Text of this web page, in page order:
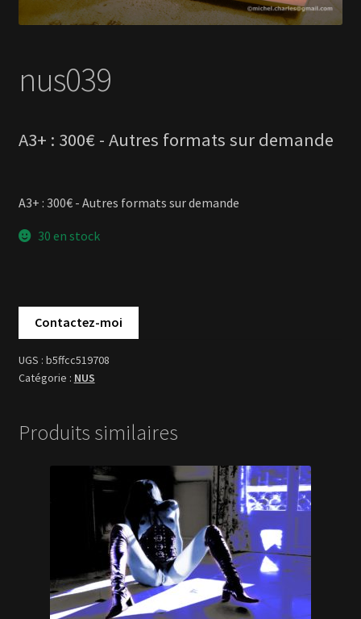
A3+ : 300€ - Autres formats sur demande
30 en stock
b5ffcc519708
NUS
Produits similaires